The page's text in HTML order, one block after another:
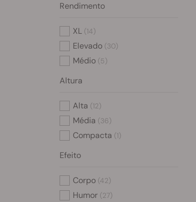
Rendimento
XL (14)
Elevado (30)
Médio (5)
Altura
Alta (12)
Média (36)
Compacta (1)
Efeito
Corpo (42)
Humor (27)